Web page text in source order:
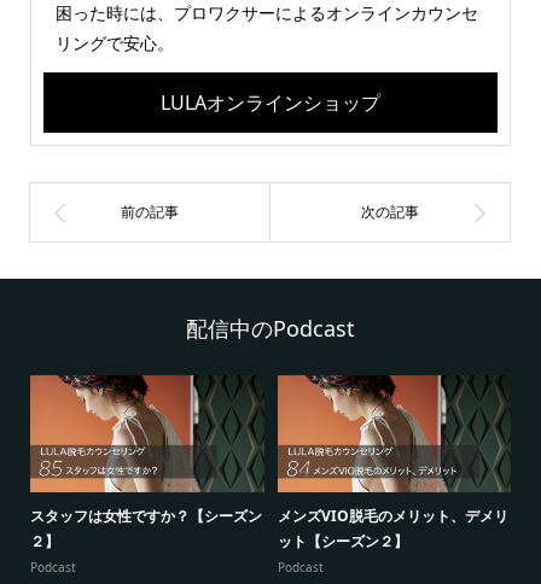
困った時には、プロワクサーによるオンラインカウンセ
リングで安心。
LULAオンラインショップ
配信中のPodcast
スタッフは女性ですか？【シーズン
２】
Podcast
メンズVIO脱毛のメリット、デメリ
ット【シーズン２】
Podcast